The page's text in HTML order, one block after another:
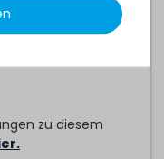
der
zu diesem